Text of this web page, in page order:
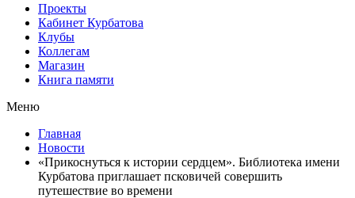
Проекты
Кабинет Курбатова
Клубы
Коллегам
Магазин
Книга памяти
Меню
Главная
Новости
«Прикоснуться к истории сердцем». Библиотека имени
Курбатова приглашает псковичей совершить
путешествие во времени